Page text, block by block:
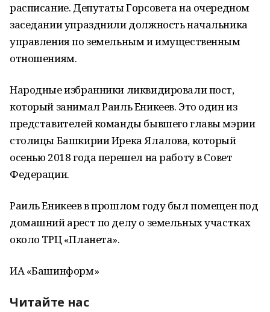
расписание. Депутаты Горсовета на очередном
заседании упразднили должность начальника
управления по земельным и имущественным
отношениям.
Народные избранники ликвидировали пост,
который занимал Раиль Еникеев. Это один из
представителей команды бывшего главы мэрии
столицы Башкирии Ирека Ялалова, который
осенью 2018 года перешел на работу в Совет
Федерации.
Раиль Еникеев в прошлом году был помещен под
домашний арест по делу о земельных участках
около ТРЦ «Планета».
ИА «Башинформ»
Читайте нас